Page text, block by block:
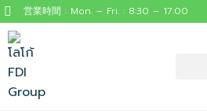
営業時間 : Mon. – Fri. : 8:30 – 17:00